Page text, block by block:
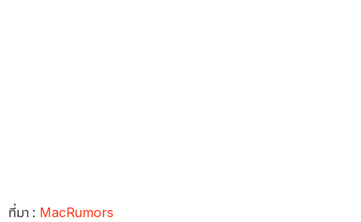
ที่มา : MacRumors